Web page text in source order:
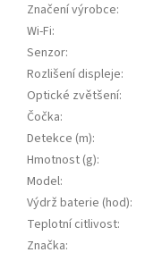
Značení výrobce:
Wi-Fi:
Senzor:
Rozlišení displeje:
Optické zvětšení:
Čočka:
Detekce (m):
Hmotnost (g):
Model:
Výdrž baterie (hod):
Teplotní citlivost:
Značka: